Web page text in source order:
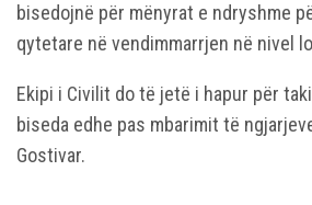
bisedojnë për mënyrat e ndryshme
qytetare në vendimmarrjen në nivel
Ekipi i Civilit do të jetë i hapur për
biseda edhe pas mbarimit të
Gostivar.